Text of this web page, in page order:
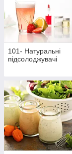
101- Натуральні
підсолоджувачі